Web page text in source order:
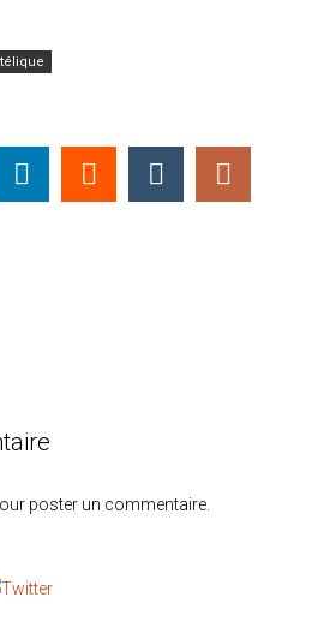
poster un commentaire.